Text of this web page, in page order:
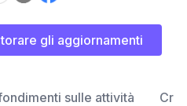
gli aggiornamenti
sulle attività